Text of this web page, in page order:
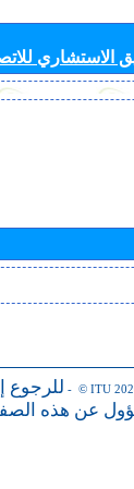
الاستشاري
للرجوع - © ITU
عن هذه